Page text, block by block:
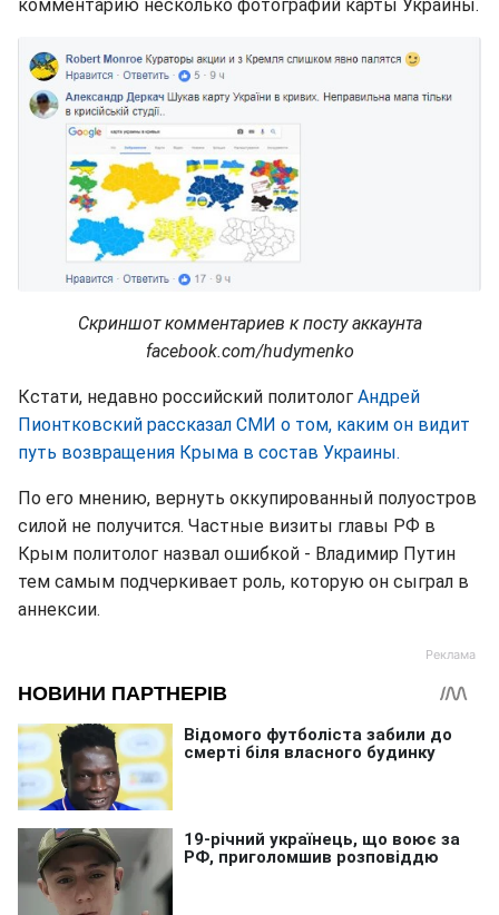
комментарию несколько фотографий карты Украины.
Скриншот комментариев к посту аккаунта
facebook.com/hudymenko
Кстати, недавно российский политолог Андрей
Пионтковский рассказал СМИ о том, каким он видит
путь возвращения Крыма в состав Украины.
По его мнению, вернуть оккупированный полуостров
силой не получится. Частные визиты главы РФ в
Крым политолог назвал ошибкой - Владимир Путин
тем самым подчеркивает роль, которую он сыграл в
аннексии.